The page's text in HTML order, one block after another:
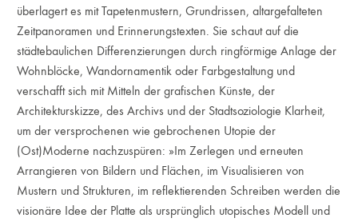
überlagert es mit Tapetenmustern, Grundrissen, altargefalteten
Zeitpanoramen und Erinnerungstexten. Sie schaut auf die
städtebaulichen Differenzierungen durch ringförmige Anlage der
Wohnblöcke, Wandornamentik oder Farbgestaltung und
verschafft sich mit Mitteln der grafischen Künste, der
Architekturskizze, des Archivs und der Stadtsoziologie Klarheit,
um der versprochenen wie gebrochenen Utopie der
(Ost)Moderne nachzuspüren: »Im Zerlegen und erneuten
Arrangieren von Bildern und Flächen, im Visualisieren von
Mustern und Strukturen, im reflektierenden Schreiben werden die
visionäre Idee der Platte als ursprünglich utopisches Modell und